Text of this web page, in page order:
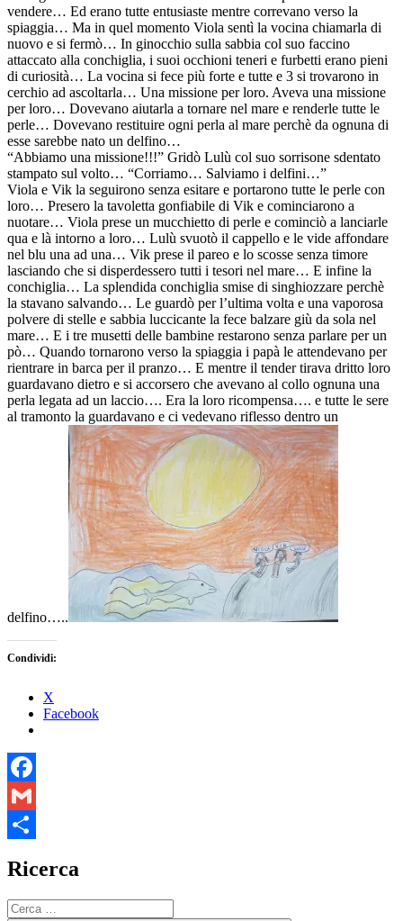
vendere… Ed erano tutte entusiaste mentre correvano verso la
spiaggia… Ma in quel momento Viola sentì la vocina chiamarla di
nuovo e si fermò… In ginocchio sulla sabbia col suo faccino
attaccato alla conchiglia, i suoi occhioni teneri e furbetti erano pieni
di curiosità… La vocina si fece più forte e tutte e 3 si trovarono in
cerchio ad ascoltarla… Una missione per loro. Aveva una missione
per loro… Dovevano aiutarla a tornare nel mare e renderle tutte le
perle… Dovevano restituire ogni perla al mare perchè da ognuna di
esse sarebbe nato un delfino…
“Abbiamo una missione!!!” Gridò Lulù col suo sorrisone sdentato
stampato sul volto… “Corriamo… Salviamo i delfini…”
Viola e Vik la seguirono senza esitare e portarono tutte le perle con
loro… Presero la tavoletta gonfiabile di Vik e cominciarono a
nuotare… Viola prese un mucchietto di perle e cominciò a lanciarle
qua e là intorno a loro… Lulù svuotò il cappello e le vide affondare
nel blu una ad una… Vik prese il pareo e lo scosse senza timore
lasciando che si disperdessero tutti i tesori nel mare… E infine la
conchiglia… La splendida conchiglia smise di singhiozzare perchè
la stavano salvando… Le guardò per l’ultima volta e una vaporosa
polvere di stelle e sabbia luccicante la fece balzare giù da sola nel
mare… E i tre musetti delle bambine restarono senza parlare per un
pò… Quando tornarono verso la spiaggia i papà le attendevano per
rientrare in barca per il pranzo… E mentre il tender tirava dritto loro
guardavano dietro e si accorsero che avevano al collo ognuna una
perla legata ad un laccio…. Era la loro ricompensa…. e tutte le sere
al tramonto la guardavano e ci vedevano riflesso dentro un
delfino…..
Condividi:
X
Facebook
Facebook
Gmail
Ricerca
Cerca: